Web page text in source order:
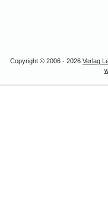
Copyright © 2006 - 2026 Verlag